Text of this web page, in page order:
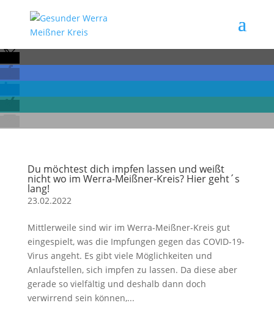
Du möchtest dich impfen lassen und weißt
nicht wo im Werra-Meißner-Kreis? Hier geht´s
lang!
23.02.2022
Mittlerweile sind wir im Werra-Meißner-Kreis gut
eingespielt, was die Impfungen gegen das COVID-19-
Virus angeht. Es gibt viele Möglichkeiten und
Anlaufstellen, sich impfen zu lassen. Da diese aber
gerade so vielfältig und deshalb dann doch
verwirrend sein können,...